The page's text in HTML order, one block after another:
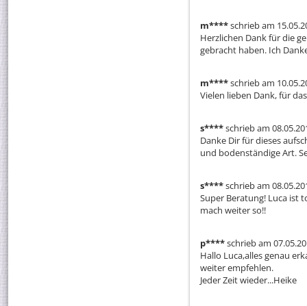
m****schrieb am
Herzlichen Dank für die
gebracht haben. Ich
m****schrieb am
Vielen lieben Dank, für
s****schrieb am
Danke Dir für dieses
und bodenständige Art.
s****schrieb am
Super Beratung! Luca ist
mach weiter so!!
p****schrieb am
Hallo Luca,alles genau
weiter empfehlen.
Jeder Zeit wieder...Heike